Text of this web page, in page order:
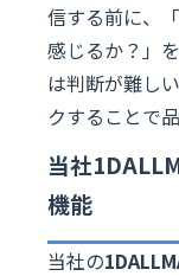
信する前に、
感じるか？」
は判断が難し
クすることで
当社
機能
当社の